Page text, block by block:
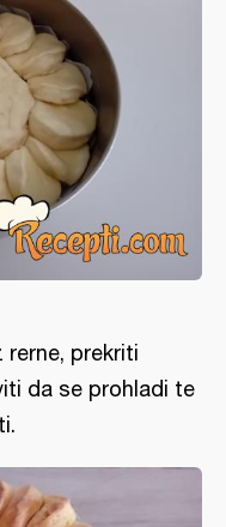
rerne, prekriti
da se prohladi te